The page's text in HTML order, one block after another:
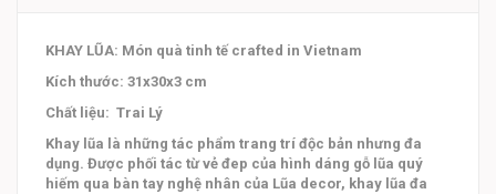
KHAY LŨA: Món quà tinh tế crafted in Vietnam
Kích thước: 31x30x3 cm
Chất liệu: Trai Lý
Khay lũa là những tác phẩm trang trí độc bản nhưng đa
dụng. Được phối tác từ vẻ đep của hình dáng gỗ lũa quý
hiếm qua bàn tay nghệ nhân của Lũa decor, khay lũa đa